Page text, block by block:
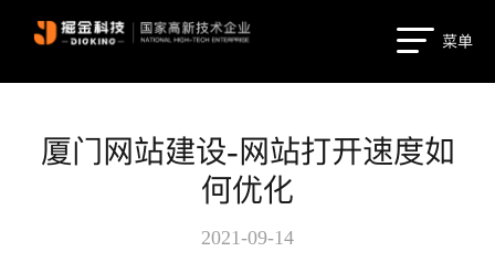
菜单
厦门网站建设-网站打开速度如
何优化
2021-09-14